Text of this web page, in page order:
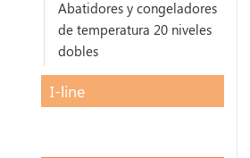
Abatidores y congeladores
de temperatura 20 niveles
dobles
I-line